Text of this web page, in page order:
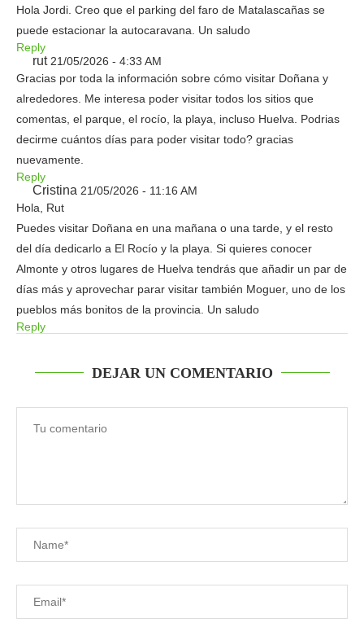
Hola Jordi. Creo que el parking del faro de Matalascañas se
puede estacionar la autocaravana. Un saludo
Reply
rut 21/05/2026 - 4:33 AM
Gracias por toda la información sobre cómo visitar Doñana y
alrededores. Me interesa poder visitar todos los sitios que
comentas, el parque, el rocío, la playa, incluso Huelva. Podrias
decirme cuántos días para poder visitar todo? gracias
nuevamente.
Reply
Cristina 21/05/2026 - 11:16 AM
Hola, Rut
Puedes visitar Doñana en una mañana o una tarde, y el resto
del día dedicarlo a El Rocío y la playa. Si quieres conocer
Almonte y otros lugares de Huelva tendrás que añadir un par de
días más y aprovechar parar visitar también Moguer, uno de los
pueblos más bonitos de la provincia. Un saludo
Reply
DEJAR UN COMENTARIO